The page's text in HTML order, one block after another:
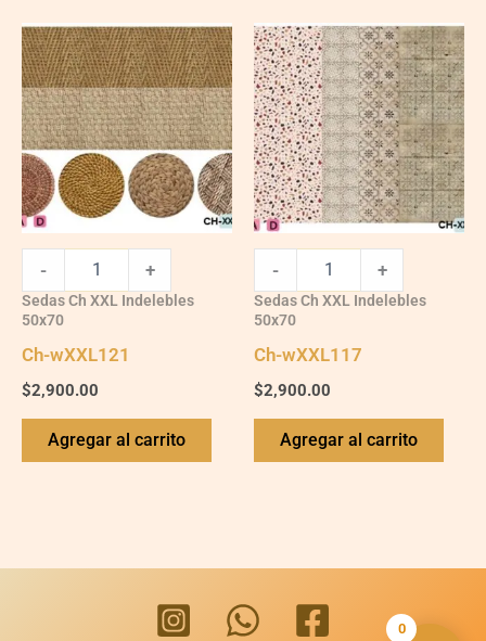
Ch-
wXXL121
quantity
- +
Sedas Ch XXL Indelebles
50x70
Ch-wXXL121
$2,900.00
Agregar al carrito
Ch-
wXXL117
quantity
- +
Sedas Ch XXL Indelebles
50x70
Ch-wXXL117
$2,900.00
Agregar al carrito
0